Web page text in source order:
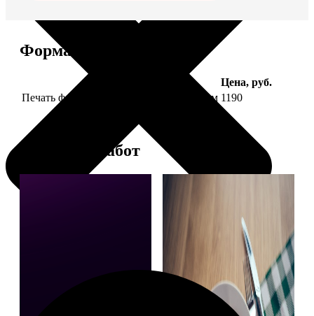
Форматы и цены
Цена, руб.
Печать фото на тарелке диаметром 20 см 1190
Примеры работ